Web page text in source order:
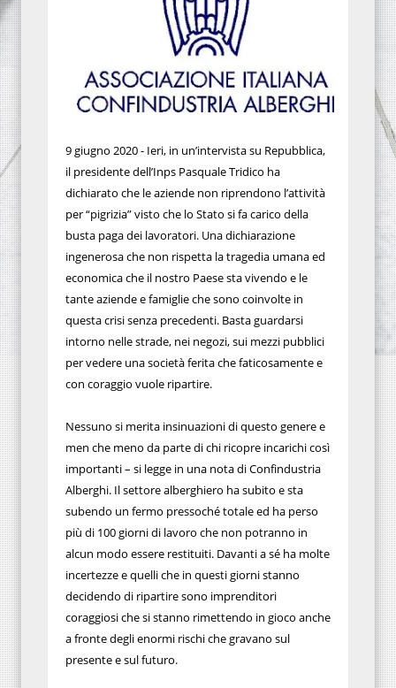
9 giugno 2020 - Ieri, in un’intervista su Repubblica,
il presidente dell’Inps Pasquale Tridico ha
dichiarato che le aziende non riprendono l’attività
per “pigrizia” visto che lo Stato si fa carico della
busta paga dei lavoratori. Una dichiarazione
ingenerosa che non rispetta la tragedia umana ed
economica che il nostro Paese sta vivendo e le
tante aziende e famiglie che sono coinvolte in
questa crisi senza precedenti. Basta guardarsi
intorno nelle strade, nei negozi, sui mezzi pubblici
per vedere una società ferita che faticosamente e
con coraggio vuole ripartire.
Nessuno si merita insinuazioni di questo genere e
men che meno da parte di chi ricopre incarichi così
importanti – si legge in una nota di Confindustria
Alberghi. Il settore alberghiero ha subito e sta
subendo un fermo pressoché totale ed ha perso
più di 100 giorni di lavoro che non potranno in
alcun modo essere restituiti. Davanti a sé ha molte
incertezze e quelli che in questi giorni stanno
decidendo di ripartire sono imprenditori
coraggiosi che si stanno rimettendo in gioco anche
a fronte degli enormi rischi che gravano sul
presente e sul futuro.